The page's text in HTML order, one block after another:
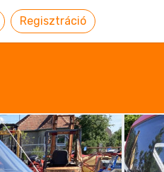
Regisztráció